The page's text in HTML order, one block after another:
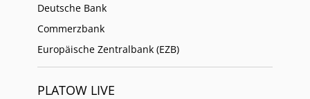
Deutsche Bank
Commerzbank
Europäische Zentralbank (EZB)
PLATOW LIVE